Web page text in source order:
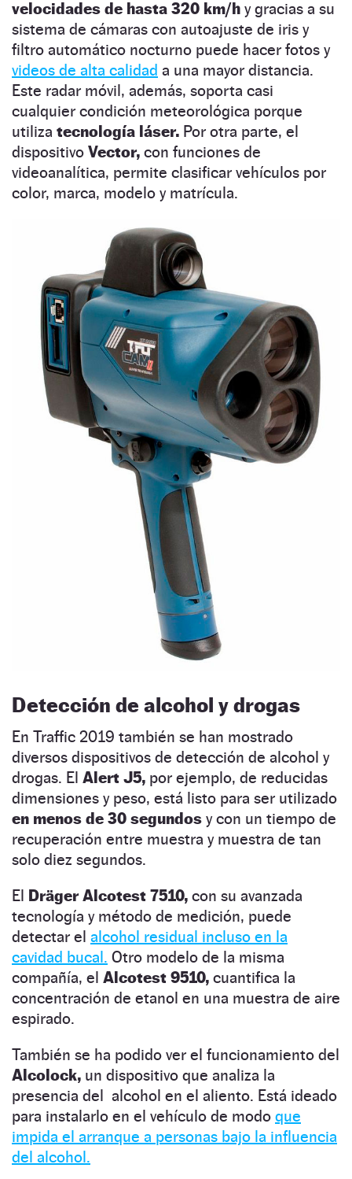
velocidades de hasta 320 km/h y gracias a su
sistema de cámaras con autoajuste de iris y
filtro automático nocturno puede hacer fotos y
videos de alta calidad a una mayor distancia.
Este radar móvil, además, soporta casi
cualquier condición meteorológica porque
utiliza tecnología láser. Por otra parte, el
dispositivo Vector, con funciones de
videoanalítica, permite clasificar vehículos por
color, marca, modelo y matrícula.
Detección de alcohol y drogas
En Traffic 2019 también se han mostrado
diversos dispositivos de detección de alcohol y
drogas. El Alert J5, por ejemplo, de reducidas
dimensiones y peso, está listo para ser utilizado
en menos de 30 segundos y con un tiempo de
recuperación entre muestra y muestra de tan
solo diez segundos.
El Dräger Alcotest 7510, con su avanzada
tecnología y método de medición, puede
detectar el alcohol residual incluso en la
cavidad bucal. Otro modelo de la misma
compañía, el Alcotest 9510, cuantifica la
concentración de etanol en una muestra de aire
espirado.
También se ha podido ver el funcionamiento del
Alcolock, un dispositivo que analiza la
presencia del alcohol en el aliento. Está ideado
para instalarlo en el vehículo de modo que
impida el arranque a personas bajo la influencia
del alcohol.